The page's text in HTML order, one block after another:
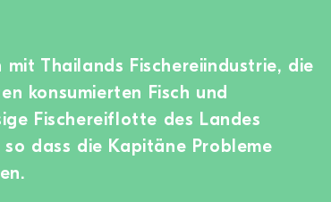
Thailands Fischereiindustrie, die
konsumierten Fisch und
Fischereiflotte des Landes
dass die Kapitäne Probleme